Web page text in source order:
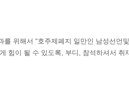
위해서 "호주제폐지 일만인 남성선언
힘이 될 수 있도록, 부디, 참석하셔서